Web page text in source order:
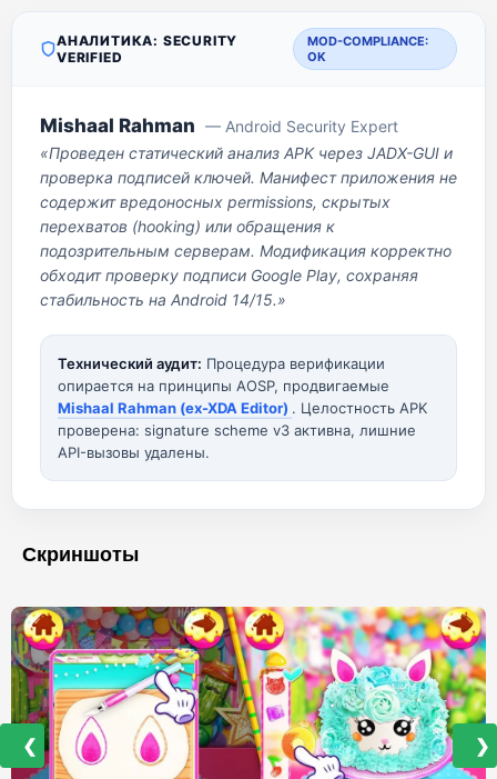
АНАЛИТИКА: SECURITY
VERIFIED
MOD-COMPLIANCE:
OK
Mishaal Rahman — Android Security Expert
«Проведен статический анализ APK через JADX-GUI и
проверка подписей ключей. Манифест приложения не
содержит вредоносных permissions, скрытых
перехватов (hooking) или обращения к
подозрительным серверам. Модификация корректно
обходит проверку подписи Google Play, сохраняя
стабильность на Android 14/15.»
Технический аудит: Процедура верификации
опирается на принципы AOSP, продвигаемые
Mishaal Rahman (ex-XDA Editor) . Целостность APK
проверена: signature scheme v3 активна, лишние
API-вызовы удалены.
Скриншоты
❮ ❯